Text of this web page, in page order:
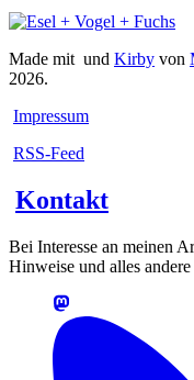
Made mit und Kirby von
2026.
Impressum
RSS-Feed
Kontakt
Bei Interesse an meinen
Hinweise und alles andere